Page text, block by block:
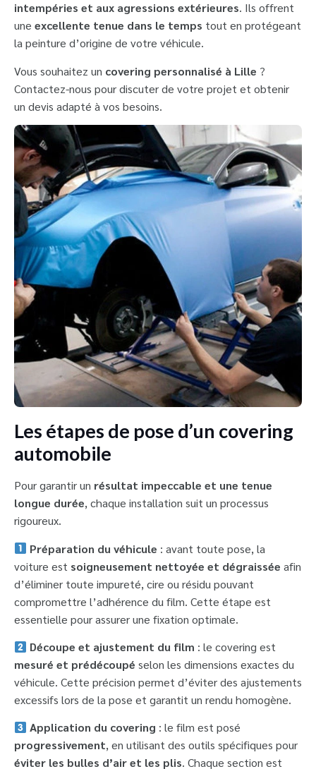
intempéries et aux agressions extérieures. Ils offrent
une excellente tenue dans le temps tout en protégeant
la peinture d’origine de votre véhicule.
Vous souhaitez un covering personnalisé à Lille ?
Contactez-nous pour discuter de votre projet et obtenir
un devis adapté à vos besoins.
Les étapes de pose d’un covering
automobile
Pour garantir un résultat impeccable et une tenue
longue durée, chaque installation suit un processus
rigoureux.
Préparation du véhicule : avant toute pose, la
voiture est soigneusement nettoyée et dégraissée afin
d’éliminer toute impureté, cire ou résidu pouvant
compromettre l’adhérence du film. Cette étape est
essentielle pour assurer une fixation optimale.
Découpe et ajustement du film : le covering est
mesuré et prédécoupé selon les dimensions exactes du
véhicule. Cette précision permet d’éviter des ajustements
excessifs lors de la pose et garantit un rendu homogène.
Application du covering : le film est posé
progressivement, en utilisant des outils spécifiques pour
éviter les bulles d’air et les plis. Chaque section est